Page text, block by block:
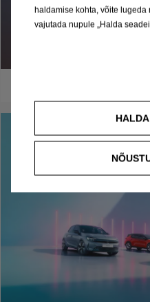
haldamise kohta, võite lugeda
vajutada nupule „Halda